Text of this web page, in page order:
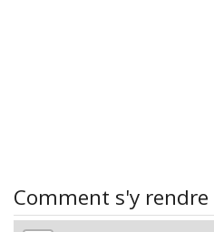
Comment s'y rendre